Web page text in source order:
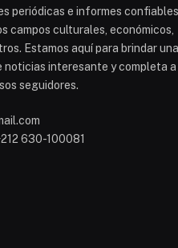
periódicas e informes
campos culturales, económicos,
Estamos aquí para brindar una
noticias interesante y completa a
seguidores.
630-100081